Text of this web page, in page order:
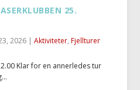
25.
2026 |Aktiviteter,Fjellturer
Klar for en annerledes tur